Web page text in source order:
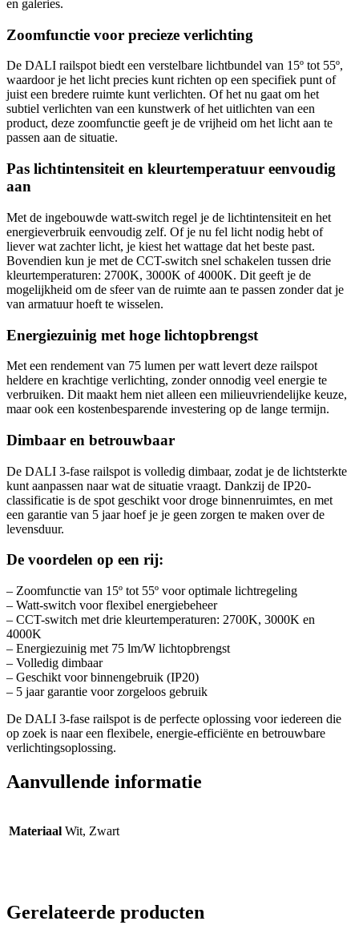
en galeries.
Zoomfunctie voor precieze verlichting
De DALI railspot biedt een verstelbare lichtbundel van 15º tot 55º,
waardoor je het licht precies kunt richten op een specifiek punt of
juist een bredere ruimte kunt verlichten. Of het nu gaat om het
subtiel verlichten van een kunstwerk of het uitlichten van een
product, deze zoomfunctie geeft je de vrijheid om het licht aan te
passen aan de situatie.
Pas lichtintensiteit en kleurtemperatuur eenvoudig
aan
Met de ingebouwde watt-switch regel je de lichtintensiteit en het
energieverbruik eenvoudig zelf. Of je nu fel licht nodig hebt of
liever wat zachter licht, je kiest het wattage dat het beste past.
Bovendien kun je met de CCT-switch snel schakelen tussen drie
kleurtemperaturen: 2700K, 3000K of 4000K. Dit geeft je de
mogelijkheid om de sfeer van de ruimte aan te passen zonder dat je
van armatuur hoeft te wisselen.
Energiezuinig met hoge lichtopbrengst
Met een rendement van 75 lumen per watt levert deze railspot
heldere en krachtige verlichting, zonder onnodig veel energie te
verbruiken. Dit maakt hem niet alleen een milieuvriendelijke keuze,
maar ook een kostenbesparende investering op de lange termijn.
Dimbaar en betrouwbaar
De DALI 3-fase railspot is volledig dimbaar, zodat je de lichtsterkte
kunt aanpassen naar wat de situatie vraagt. Dankzij de IP20-
classificatie is de spot geschikt voor droge binnenruimtes, en met
een garantie van 5 jaar hoef je je geen zorgen te maken over de
levensduur.
De voordelen op een rij:
– Zoomfunctie van 15º tot 55º voor optimale lichtregeling
– Watt-switch voor flexibel energiebeheer
– CCT-switch met drie kleurtemperaturen: 2700K, 3000K en
4000K
– Energiezuinig met 75 lm/W lichtopbrengst
– Volledig dimbaar
– Geschikt voor binnengebruik (IP20)
– 5 jaar garantie voor zorgeloos gebruik
De DALI 3-fase railspot is de perfecte oplossing voor iedereen die
op zoek is naar een flexibele, energie-efficiënte en betrouwbare
verlichtingsoplossing.
Aanvullende informatie
Materiaal Wit, Zwart
Gerelateerde producten